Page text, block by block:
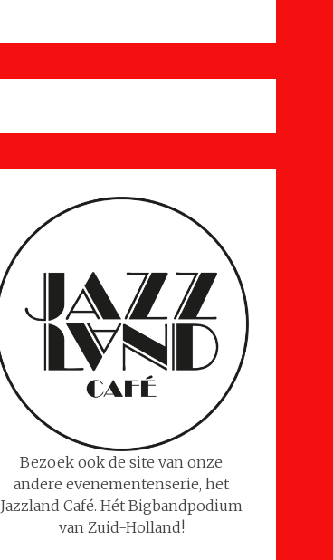
Bezoek ook de site van onze
andere evenementenserie, het
Jazzland Café. Hét Bigbandpodium
van Zuid-Holland!